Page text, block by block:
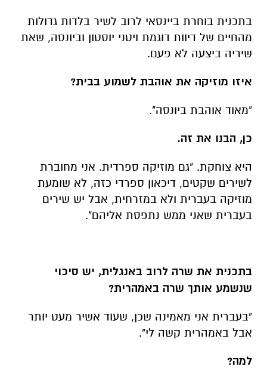
בתכנית בוחרת ביינסאי לרוב לשיר בלדות גדולות
מהחיים של דיוות דוגמת ויטני יוסטון וביונסה, שאת
שיריה ביצעה לא פעם.
איזו מוזיקה את אוהבת לשמוע בבית?
"מאוד אוהבת ביונסה".
כן, הבנו את זה.
היא צוחקת. "גם מוזיקה ספרדית. אני מחוברת
לשירים שקטים, דיכאון ספרדי כזה, לא שומעת
מוזיקה בעברית ולא במזרחית, אבל יש שירים
בעברית שאני ממש נתפסת אליהם".
בתכנית את שרה לרוב באנגלית, יש סיכוי
שנשמע אותך שרה באמהרית?
"בעברית אני מאמינה שכן, שעוד אשיר מעט יותר
אבל באמהרית קשה לי".
למה?